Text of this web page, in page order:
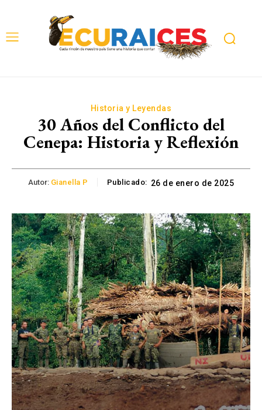
Historia y Leyendas
30 Años del Conflicto del
Cenepa: Historia y Reflexión
Autor: Gianella P Publicado: 26 de enero de 2025